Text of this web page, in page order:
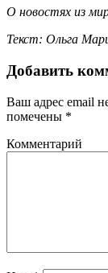
О новостях из
Текст: Ольга
Добавить
Ваш адрес email
помечены *
Комментарий